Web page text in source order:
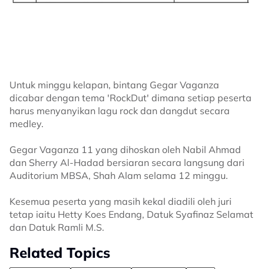
Untuk minggu kelapan, bintang Gegar Vaganza
dicabar dengan tema 'RockDut' dimana setiap peserta
harus menyanyikan lagu rock dan dangdut secara
medley.
Gegar Vaganza 11 yang dihoskan oleh Nabil Ahmad
dan Sherry Al-Hadad bersiaran secara langsung dari
Auditorium MBSA, Shah Alam selama 12 minggu.
Kesemua peserta yang masih kekal diadili oleh juri
tetap iaitu Hetty Koes Endang, Datuk Syafinaz Selamat
dan Datuk Ramli M.S.
Related Topics